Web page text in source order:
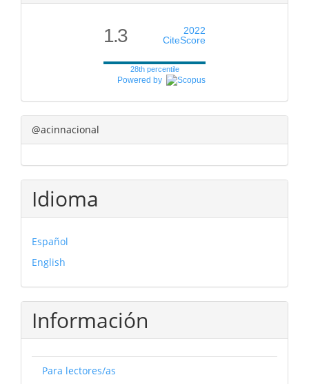
1.3
2022
CiteScore
28th percentile
Powered by
@acinnacional
Idioma
Español
English
Información
Para lectores/as